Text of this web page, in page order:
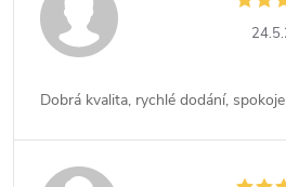
Dobrá kvalita, rychlé dodání,